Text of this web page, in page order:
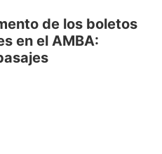
de los boletos
en el AMBA: